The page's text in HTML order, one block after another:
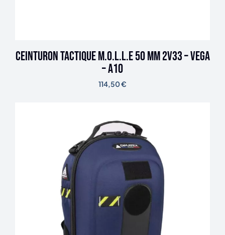
Ceinturon tactique M.O.L.L.E 50 mm 2V33 – Vega
– A10
114,50€